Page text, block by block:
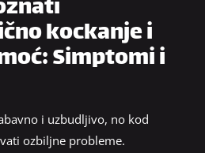
kockanje i
Simptomi i
i uzbudljivo, no kod
ozbiljne probleme.